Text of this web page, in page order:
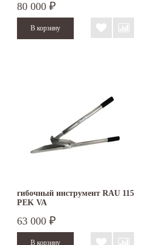
80 000 ₽
гибочный инструмент RAU 115
PEK VA
63 000 ₽